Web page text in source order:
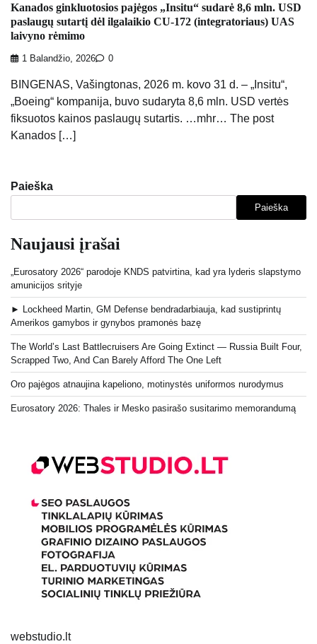
Kanados ginkluotosios pajėgos „Insitu“ sudarė 8,6 mln. USD
paslaugų sutartį dėl ilgalaikio CU-172 (integratoriaus) UAS
laivyno rėmimo
1 Balandžio, 2026 0
BINGENAS, Vašingtonas, 2026 m. kovo 31 d. – „Insitu“,
„Boeing“ kompanija, buvo sudaryta 8,6 mln. USD vertės
fiksuotos kainos paslaugų sutartis. …mhr… The post
Kanados […]
Paieška
Paieška
Naujausi įrašai
„Eurosatory 2026“ parodoje KNDS patvirtina, kad yra lyderis slapstymo
amunicijos srityje
► Lockheed Martin, GM Defense bendradarbiauja, kad sustiprintų
Amerikos gamybos ir gynybos pramonės bazę
The World’s Last Battlecruisers Are Going Extinct — Russia Built Four,
Scrapped Two, And Can Barely Afford The One Left
Oro pajėgos atnaujina kapeliono, motinystės uniformos nurodymus
Eurosatory 2026: Thales ir Mesko pasirašo susitarimo memorandumą
webstudio.lt